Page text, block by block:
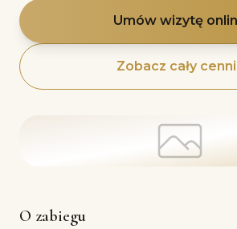
Umów wizytę
Zobacz cały
O zabiegu